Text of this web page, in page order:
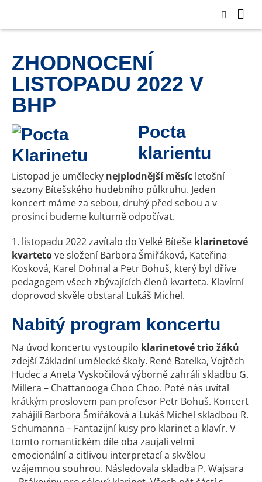
ZHODNOCENÍ
LISTOPADU 2022 V
BHP
Pocta
klarientu
Listopad je umělecky nejplodnější měsíc letošní
sezony Bítešského hudebního půlkruhu. Jeden
koncert máme za sebou, druhý před sebou a v
prosinci budeme kulturně odpočívat.
1. listopadu 2022 zavítalo do Velké Bíteše klarinetové
kvartetove složení Barbora Šmiřáková, Kateřina
Kosková, Karel Dohnal a Petr Bohuš, který byl dříve
pedagogem všech zbývajících členů kvarteta. Klavírní
doprovod skvěle obstaral Lukáš Michel.
Nabitý program koncertu
Na úvod koncertu vystoupilo klarinetové trio žáků
zdejší Základní umělecké školy. René Batelka, Vojtěch
Hudec a Aneta Vyskočilová výborně zahráli skladbu G.
Millera – Chattanooga Choo Choo. Poté nás uvítal
krátkým proslovem pan profesor Petr Bohuš. Koncert
zahájili Barbora Šmiřáková a Lukáš Michel skladbou R.
Schumanna – Fantazijní kusy pro klarinet a klavír. V
tomto romantickém díle oba zaujali velmi
emocionální a citlivou interpretací a skvělou
vzájemnou souhrou. Následovala skladba P. Wajsara